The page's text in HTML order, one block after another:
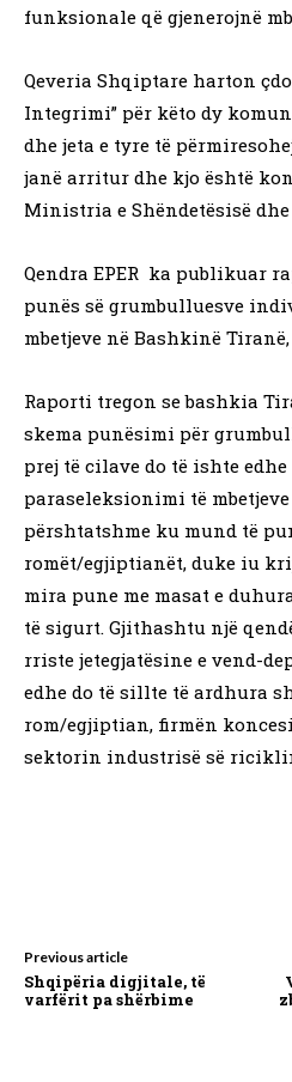
funksionale që gjenerojnë
Qeveria Shqiptare harton
Integrimi” për këto dy
dhe jeta e tyre të
janë arritur dhe kjo është
Ministria e Shëndetësisë
Qendra EPER ka publikuar
punës së grumbulluesve
mbetjeve në Bashkinë
Raporti tregon se bashkia
skema punësimi për
prej të cilave do të ishte
paraseleksionimi të
përshtatshme ku mund të
romët/egjiptianët, duke iu
mira pune me masat e
të sigurt. Gjithashtu një
rriste jetegjatësine e vend-
edhe do të sillte të ardhura
rom/egjiptian, firmën
sektorin industrisë së
Previous article
Shqipëria digjitale, të
varfërit pa shërbime